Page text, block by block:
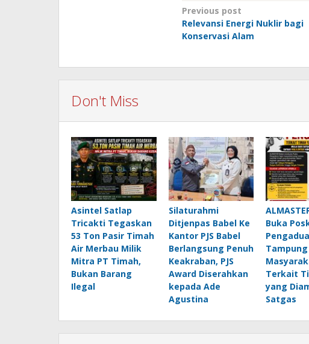
Post
navigation
Previous post
Relevansi Energi Nuklir bagi
Konservasi Alam
Don't Miss
Asintel Satlap
Tricakti Tegaskan
53 Ton Pasir Timah
Air Merbau Milik
Mitra PT Timah,
Bukan Barang
Ilegal
Silaturahmi
Ditjenpas Babel Ke
Kantor PJS Babel
Berlangsung Penuh
Keakraban, PJS
Award Diserahkan
kepada Ade
Agustina
Buka
Terkait
yang
Satgas